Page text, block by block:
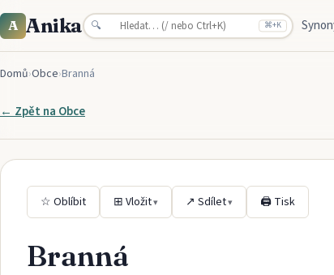
A Anika 🔍 ⌘+K
Domů›Obce›Branná
← Zpět na Obce
☆ Oblíbit ⊞ Vložit▾ ↗ Sdílet▾ 🖨 Tisk
Branná